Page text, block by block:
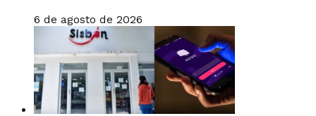
6 de agosto de 2026